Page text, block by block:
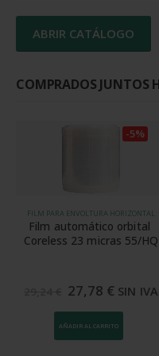
ABRIR CATÁLOGO
COMPRADOS JUNTOS
FILM PARA ENVOLTURA HORIZONTAL
Film automático orbital
Coreless 23 micras 55/HQ
El
precio
original
era:
29,24 €.
27,78 € El
actual
es:
27,78 €.
SIN IVA
-5%
AÑADIR AL CARRITO